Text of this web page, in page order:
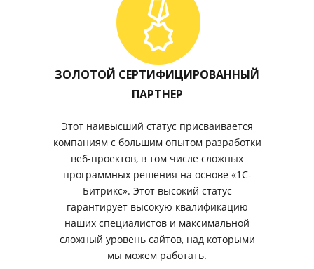
ЗОЛОТОЙ СЕРТИФИЦИРОВАННЫЙ
ПАРТНЕР
Этот наивысший статус присваивается
компаниям с большим опытом разработки
веб-проектов, в том числе сложных
программных решения на основе «1С-
Битрикс». Этот высокий статус
гарантирует высокую квалификацию
наших специалистов и максимальной
сложный уровень сайтов, над которыми
мы можем работать.